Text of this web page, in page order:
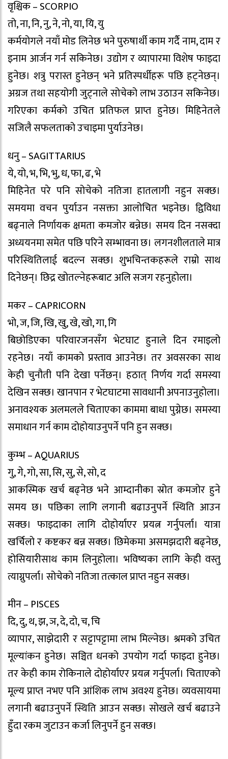
वृश्चिक – SCORPIO
तो, ना, नि, नु, ने, नो, या, यि, यु
कर्मयोगले नयाँ मोड लिनेछ भने पुरुषार्थी काम गर्दै नाम, दाम र
इनाम आर्जन गर्न सकिनेछ। उद्योग र व्यापारमा विशेष फाइदा
हुनेछ। शत्रु परास्त हुनेछन् भने प्रतिस्पर्धीहरू पछि हट्नेछन्।
अग्रज तथा सहयोगी जुट्नाले सोचेको लाभ उठाउन सकिनेछ।
गरिएका कर्मको उचित प्रतिफल प्राप्त हुनेछ। मिहिनेतले
सजिलै सफलताको उचाइमा पुर्याउनेछ।
धनु – SAGITTARIUS
ये, यो, भ, भि, भु, ध, फा, ढ, भे
मिहिनेत परे पनि सोचेको नतिजा हातलागी नहुन सक्छ।
समयमा वचन पुर्याउन नसक्ता आलोचित भइनेछ। द्विविधा
बढ्नाले निर्णायक क्षमता कमजोर बन्नेछ। समय दिन नसक्दा
अध्ययनमा समेत पछि परिने सम्भावना छ। लगनशीलताले मात्र
परिस्थितिलाई बदल्न सक्छ। शुभचिन्तकहरूले राम्रो साथ
दिनेछन्। छिद्र खोतल्नेहरूबाट अलि सजग रहनुहोला।
मकर – CAPRICORN
भो, ज, जि, खि, खु, खे, खो, गा, गि
बिछोडिएका परिवारजनसँग भेटघाट हुनाले दिन रमाइलो
रहनेछ। नयाँ कामको प्रस्ताव आउनेछ। तर अवसरका साथ
केही चुनौती पनि देखा पर्नेछन्। हठात् निर्णय गर्दा समस्या
देखिन सक्छ। खानपान र भेटघाटमा सावधानी अपनाउनुहोला।
अनावश्यक अलमलले चिताएका काममा बाधा पुग्नेछ। समस्या
समाधान गर्न काम दोहोयाउनुपर्ने पनि हुन सक्छ।
कुम्भ – AQUARIUS
गु, गे, गो, सा, सि, सु, से, सो, द
आकस्मिक खर्च बढ्नेछ भने आम्दानीका स्रोत कमजोर हुने
समय छ। पछिका लागि लगानी बढाउनुपर्ने स्थिति आउन
सक्छ। फाइदाका लागि दोहोर्याएर प्रयत्न गर्नुपर्ला। यात्रा
खर्चिलो र कष्टकर बन्न सक्छ। छिमेकमा असमझदारी बढ्नेछ,
होसियारीसाथ काम लिनुहोला। भविष्यका लागि केही वस्तु
त्याग्नुपर्ला। सोचेको नतिजा तत्काल प्राप्त नहुन सक्छ।
मीन – PISCES
दि, दु, थ, झ, ञ, दे, दो, च, चि
व्यापार, साझेदारी र सट्टापट्टामा लाभ मिल्नेछ। श्रमको उचित
मूल्यांकन हुनेछ। सञ्चित धनको उपयोग गर्दा फाइदा हुनेछ।
तर केही काम रोकिनाले दोहोर्याएर प्रयत्न गर्नुपर्ला। चिताएको
मूल्य प्राप्त नभए पनि आंशिक लाभ अवश्य हुनेछ। व्यवसायमा
लगानी बढाउनुपर्ने स्थिति आउन सक्छ। सोखले खर्च बढाउने
हुँदा रकम जुटाउन कर्जा लिनुपर्ने हुन सक्छ।